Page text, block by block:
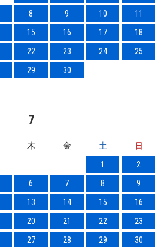
8 9 10
11
15 16 17
18
22 23 24
25
29 30
7
木 金 土
日
1
2
6 7 8
9
13 14 15
16
20 21 22
23
27 28 29 30